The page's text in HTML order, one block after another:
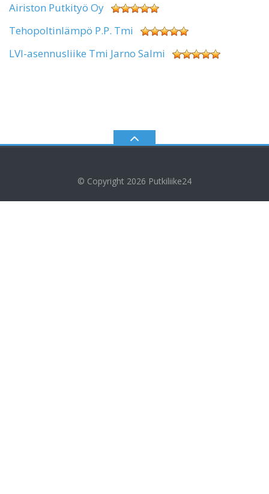
Airiston Putkityö Oy
Tehopoltinlämpö P.P. Tmi
LVI-asennusliike Tmi Jarno Salmi
© Copyright 2026 Putkiliike24